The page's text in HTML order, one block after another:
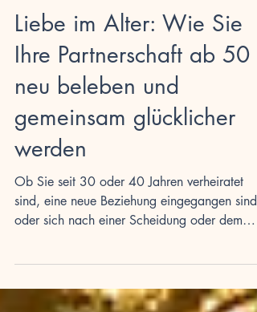
Herbstzeit
Liebe im Alter: Wie Sie
Ihre Partnerschaft ab 50
neu beleben und
gemeinsam glücklicher
werden
Ob Sie seit 30 oder 40 Jahren verheiratet
oder sich nach einer Scheidung oder dem
Liebe im Alter bietet die Chance auf einen